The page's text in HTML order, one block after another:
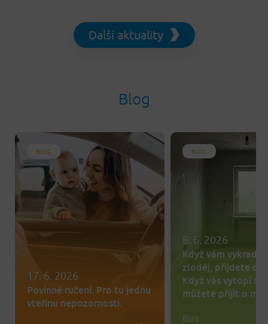
Další aktuality
Blog
BLOG
17. 6. 2026
Povinné ručení. Pro tu jednu
vteřinu nepozornosti.
BLOG
8. 6. 2026
Když vám vykrade
zloděj, přijdete o
Když vás vytopí
můžete přijít o
Blog